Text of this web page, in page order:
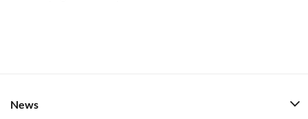
News